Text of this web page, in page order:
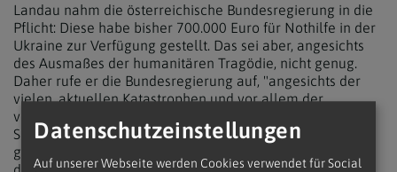
Landau nahm die österreichische Bundesregierung in die
Pflicht: Diese habe bisher 700.000 Euro für Nothilfe in der
Ukraine zur Verfügung gestellt. Das sei aber, angesichts
des Ausmaßes der humanitären Tragödie, nicht genug.
Daher rufe er die Bundesregierung auf, "angesichts der
vielen, aktuellen Katastrophen und vor allem der
verzweifelten Lage der Menschen in der
Sonderdotierung für den Auslandskatastrophenfonds zu
genehmigen". Landau sprach von 20 Millionen Euro, mit
Datenschutzeinstellungen
Auf unserer Webseite werden Cookies verwendet für Social